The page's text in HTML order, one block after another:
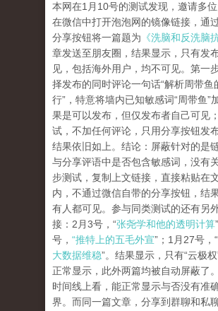
本网在1月10号的测试发现，邀请多
在微信中打开泡泡网的镜像链接，通
分享按钮将一篇题为 《洗脑和反洗脑
章发送至朋友圈，结果显示，只有发
见，包括海外用户，均不可见。第一
择发布的同时评论一句话“解析周带鱼
行”，特意将墙内已知敏感词“周带鱼”
果是可以发布，但仅发布者自己可见
试，不加任何评论，只用分享按钮发
结果依旧如上。结论：屏蔽针对的是
与分享评语中是否包含敏感词，没有
步测试，复制上文链接，直接粘贴在
内，不通过微信自带的分享按钮，结
有人都可见。参与同类测试的还有另
接：2月3号，“张尧学和他的透明计算
号， “推特上的五毛外宣”；1月27号，“
大数据维稳”。结果显示，只有“云极
正常显示，此外两篇均被自动屏蔽了
时间线上看，能正常显示与否没有准
界。而同一篇文章，分享到群聊和私